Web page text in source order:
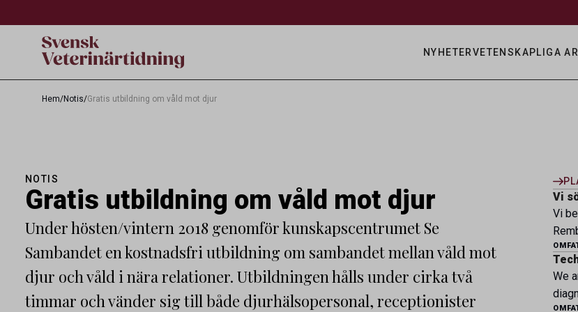
NYHETERVETENSKAPLIGA
Hem/Notis/Gratis utbildning om våld mot djur
NOTIS
Gratis utbildning om våld mot djur
Under hösten/vintern 2018 genomför kunskapscentrumet Se
Sambandet en kostnadsfri utbildning om sambandet mellan våld mot
djur och våld i nära relationer. Utbildningen hålls under cirka två
timmar och vänder sig till både djurhälsopersonal, receptionister
Vi
Vi
We